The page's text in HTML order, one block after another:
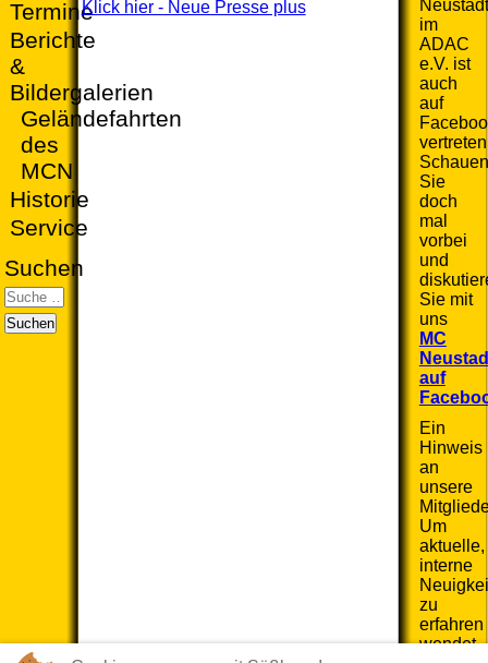
Termine
Berichte
&
Bildergalerien
Geländefahrten
des
MCN
Historie
Service
Suchen
Suchen
Klick hier - Neue Presse plus
Neustadt
im
ADAC
e.V. ist
auch
auf
Schauen
Sie
doch
mal
vorbei
und
Sie mit
uns
MC
auf
Ein
Hinweis
an
unsere
Um
aktuelle,
interne
zu
erfahren
wendet